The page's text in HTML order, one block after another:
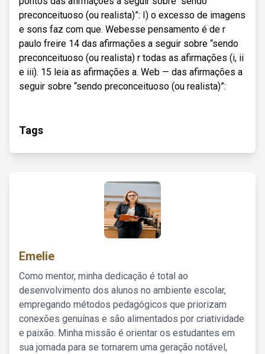
preconceituoso (ou realista)”: I) o excesso de imagens
e sons faz com que. Webesse pensamento é de r
paulo freire 14 das afirmações a seguir sobre “sendo
preconceituoso (ou realista) r todas as afirmações (i, ii
e iii). 15 leia as afirmações a. Web — das afirmações a
seguir sobre “sendo preconceituoso (ou realista)”:
Tags
Emelie
Como mentor, minha dedicação é total ao
desenvolvimento dos alunos no ambiente escolar,
empregando métodos pedagógicos que priorizam
conexões genuínas e são alimentados por criatividade
e paixão. Minha missão é orientar os estudantes em
sua jornada para se tornarem uma geração notável,